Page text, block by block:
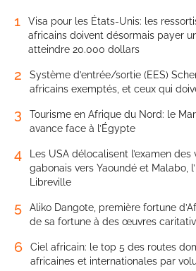
1
Visa pour les États-Unis: les
africains doivent désormais payer
atteindre 20.000 dollars
2
Système d’entrée/sortie (EES)
africains exemptés, et ceux qui
3
Tourisme en Afrique du Nord: le
avance face à l’Égypte
4
Les USA délocalisent l’examen
gabonais vers Yaoundé et Malabo,
Libreville
5
Aliko Dangote, première fortune
de sa fortune à des œuvres
6
Ciel africain: le top 5 des routes
africaines et internationales par